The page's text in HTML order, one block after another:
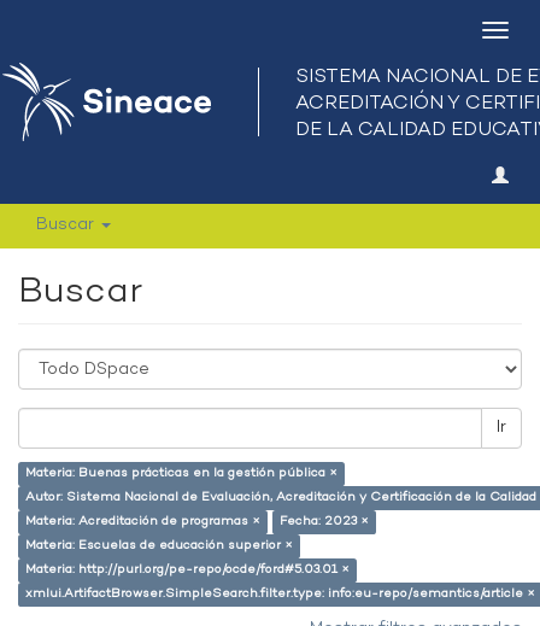
Buscar
Buscar
Ir
Materia: Buenas prácticas en la gestión pública ×
Autor: Sistema Nacional de Evaluación, Acreditación y Certificación de la
Materia: Acreditación de programas ×
Fecha: 2023 ×
Materia: Escuelas de educación superior ×
Materia: http://purl.org/pe-repo/ocde/ford#5.03.01 ×
xmlui.ArtifactBrowser.SimpleSearch.filter.type: info:eu-repo/semantics/article ×